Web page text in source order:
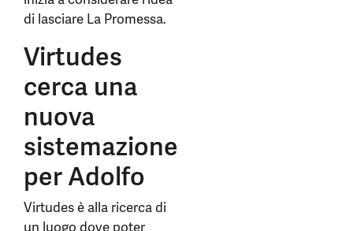
di lasciare La Promessa.
Virtudes
cerca una
nuova
sistemazione
per Adolfo
Virtudes è alla ricerca di
un luogo dove poter